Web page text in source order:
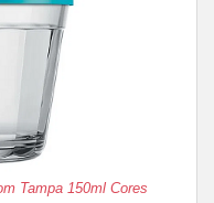
Tampa 150ml Cores